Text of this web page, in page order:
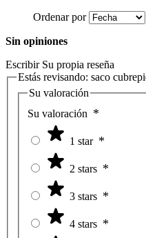
Ordenar por
Sin opiniones
Escribir Su propia reseña
Estás revisando: saco
Su valoración
Su valoración
1 star
2 stars
3 stars
4 stars